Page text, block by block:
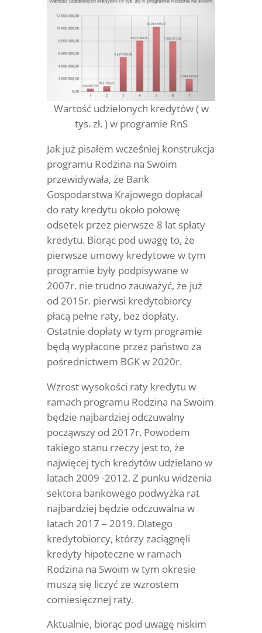
Wartość udzielonych kredytów ( w
tys. zł. ) w programie RnS
Jak już pisałem wcześniej konstrukcja
programu Rodzina na Swoim
przewidywała, że Bank
Gospodarstwa Krajowego dopłacał
do raty kredytu około połowę
odsetek przez pierwsze 8 lat spłaty
kredytu. Biorąc pod uwagę to, że
pierwsze umowy kredytowe w tym
programie były podpisywane w
2007r. nie trudno zauważyć, że już
od 2015r. pierwsi kredytobiorcy
płacą pełne raty, bez dopłaty.
Ostatnie dopłaty w tym programie
będą wypłacone przez państwo za
pośrednictwem BGK w 2020r.
Wzrost wysokości raty kredytu w
ramach programu Rodzina na Swoim
będzie najbardziej odczuwalny
począwszy od 2017r. Powodem
takiego stanu rzeczy jest to, że
najwięcej tych kredytów udzielano w
latach 2009 -2012. Z punku widzenia
sektora bankowego podwyżka rat
najbardziej będzie odczuwalna w
latach 2017 – 2019. Dlatego
kredytobiorcy, którzy zaciągnęli
kredyty hipoteczne w ramach
Rodzina na Swoim w tym okresie
muszą się liczyć ze wzrostem
comiesięcznej raty.
Aktualnie, biorąc pod uwagę niskim